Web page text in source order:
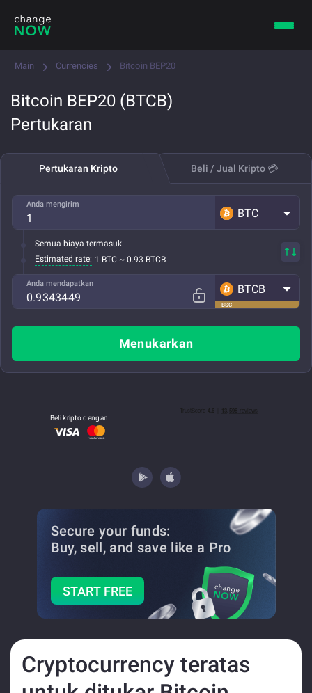
Main Currencies Bitcoin BEP20
Bitcoin BEP20 (BTCB)
Pertukaran
Pertukaran Kripto Beli / Jual Kripto 💳
Anda mengirim
BTC
Semua biaya termasuk
Estimated rate: 1 BTC ~ 0.93 BTCB
Anda mendapatkan
BSC
BTCB
Menukarkan
Beli kripto dengan
Secure your funds:
Buy, sell, and save like a Pro
START FREE
Cryptocurrency teratas